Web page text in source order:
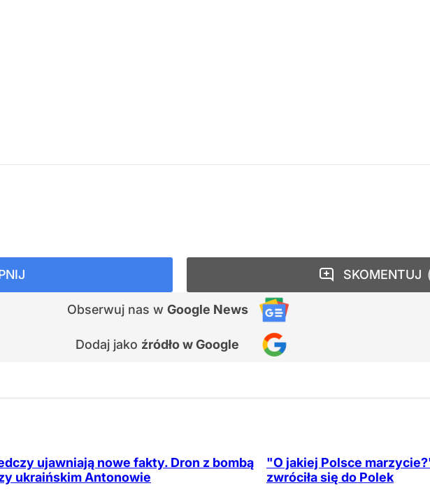
Obserwuj nas w Google News
Dodaj jako źródło w Google
SKOMENTUJ
ujawniają nowe fakty. Dron z bombą
ukraińskim Antonowie
"O jakiej Polsce
zwróciła się do Polek